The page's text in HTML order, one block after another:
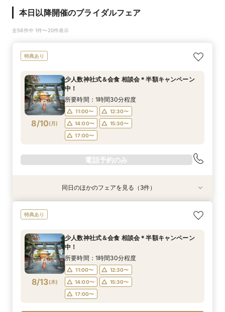
本日以降開催のブライダルフェア
全58件中 1件〜20件表示
特典あり
8/10(月)
少人数神社式＆会食 相談会＊半額キャンペーン
中！
所要時間：1時間30分程度
11:00〜
12:30〜
14:00〜
15:30〜
17:00〜
電話予約のみ
8/10(月)
【少人数専門】家族に感謝を伝える結婚式＆会食
14:00〜
15:30〜
17:00〜
電話予約のみ
8/10(月)
14:00〜
15:30〜
17:00〜
電話予約のみ
8/10(月)
大人気！リゾートウエディング相談会（沖縄、北
電話予約のみ
同日のほかのフェアを見る（3件）
特典あり
8/13(木)
少人数神社式＆会食 相談会＊半額キャンペーン
中！
所要時間：1時間30分程度
11:00〜
12:30〜
14:00〜
15:30〜
17:00〜